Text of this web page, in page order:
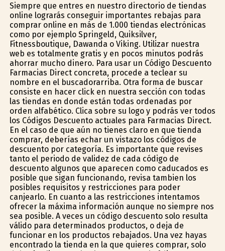
Siempre que entres en nuestro directorio de tiendas
online lograrás conseguir importantes rebajas para
comprar online en más de 1.000 tiendas electrónicas
como por ejemplo Springfield, Quiksilver,
Fitnessboutique, Dawanda o Viking. Utilizar nuestra
web es totalmente gratis y en pocos minutos podrás
ahorrar mucho dinero. Para usar un Código Descuento
Farmacias Direct concreta, procede a teclear su
nombre en el buscadorarriba. Otra forma de buscar
consiste en hacer click en nuestra sección con todas
las tiendas en donde están todas ordenadas por
orden alfabético. Clica sobre su logo y podrás ver todos
los Códigos Descuento actuales para Farmacias Direct.
En el caso de que aún no tienes claro en que tienda
comprar, deberías echar un vistazo los códigos de
descuento por categoría. Es importante que revises
tanto el periodo de validez de cada código de
descuento algunos que aparecen como caducados es
posible que sigan funcionando, revisa tambien los
posibles requisitos y restricciones para poder
canjearlo. En cuanto a las restricciones intentamos
ofrecer la máxima información aunque no siempre nos
sea posible. A veces un código descuento solo resulta
válido para determinados productos, o deja de
funcionar en los productos rebajados. Una vez hayas
encontrado la tienda en la que quieres comprar, solo